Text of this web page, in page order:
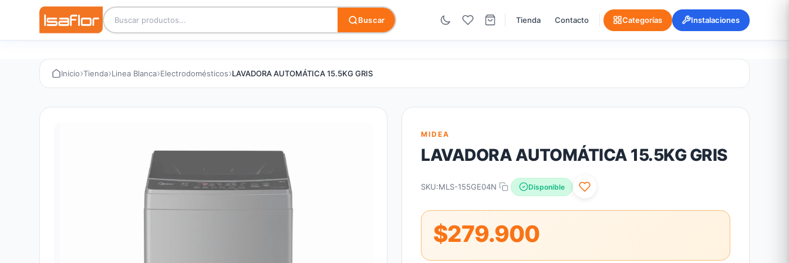
Buscar Tienda Contacto Categorías Instalaciones
Inicio›Tienda›Linea Blanca›Electrodomésticos›LAVADORA AUTOMÁTICA 15.5KG GRIS
MIDEA
LAVADORA AUTOMÁTICA 15.5KG GRIS
SKU:MLS-155GE04N Disponible
$279.900